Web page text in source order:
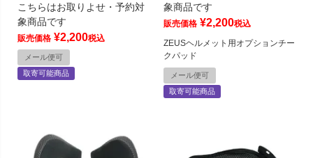
こちらはお取りよせ・予約対
象商品です
販売価格 ¥2,200税込
メール便可
取寄可能商品
象商品です
販売価格 ¥2,200税込
ZEUSヘルメット用オプションチー
クパッド
メール便可
取寄可能商品